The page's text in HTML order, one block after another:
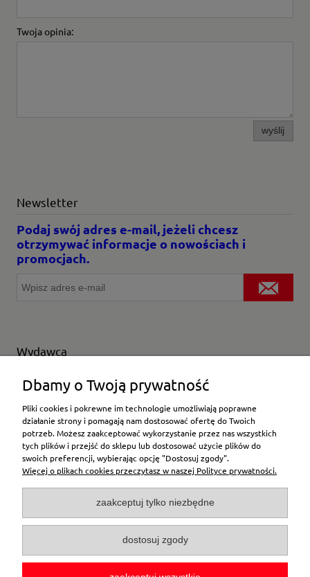
Twoja opinia:
wyślij
Newsletter
Podaj swój adres e-mail, jeżeli chcesz
otrzymywać informacje o nowościach i
promocjach.
Wydawca
Wybierz producenta
Moje konto
Płatności i dostawa
Pomoc
O firmie
Dbamy o Twoją prywatność
Pliki cookies i pokrewne im technologie umożliwiają poprawne
działanie strony i pomagają nam dostosować ofertę do Twoich
potrzeb. Możesz zaakceptować wykorzystanie przez nas wszystkich
tych plików i przejść do sklepu lub dostosować użycie plików do
swoich preferencji, wybierając opcję "Dostosuj zgody".
Więcej o plikach cookies przeczytasz w naszej Polityce prywatności.
zaakceptuj tylko niezbędne
dostosuj zgody